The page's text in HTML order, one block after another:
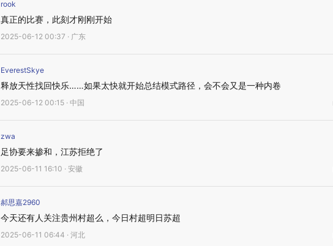
rook
真正的比赛，此刻才刚刚开始
2025-06-12 00:37 · 广东
EverestSkye
释放天性找回快乐……如果太快就开始总结模式路径，会不会又是一种内卷
2025-06-12 00:15 · 中国
zwa
足协要来掺和，江苏拒绝了
2025-06-11 16:10 · 安徽
郝思嘉2960
今天还有人关注贵州村超么，今日村超明日苏超
2025-06-11 06:44 · 河北